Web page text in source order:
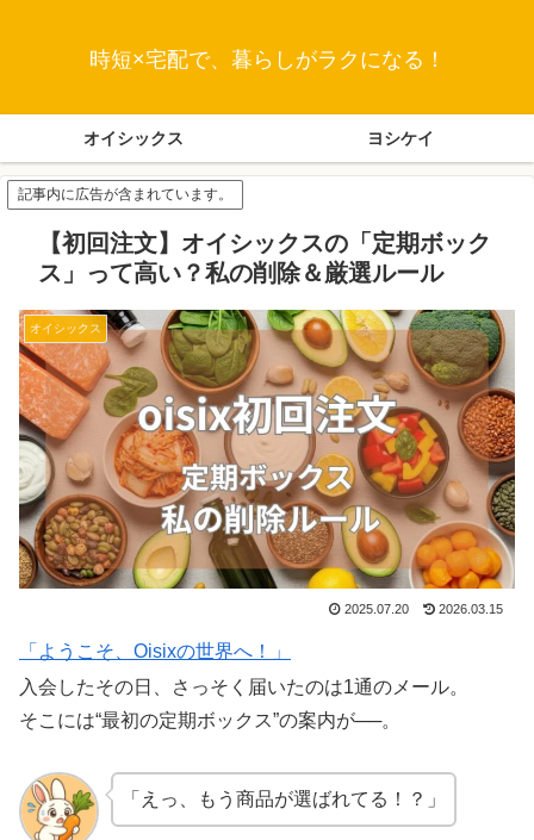
時短×宅配で、暮らしがラクになる！
オイシックス ヨシケイ
記事内に広告が含まれています。
【初回注文】オイシックスの「定期ボック
ス」って高い？私の削除＆厳選ルール
オイシックス
2025.07.20 2026.03.15
「ようこそ、Oisixの世界へ！」
入会したその日、さっそく届いたのは1通のメール。
そこには“最初の定期ボックス”の案内が──。
「えっ、もう商品が選ばれてる！？」